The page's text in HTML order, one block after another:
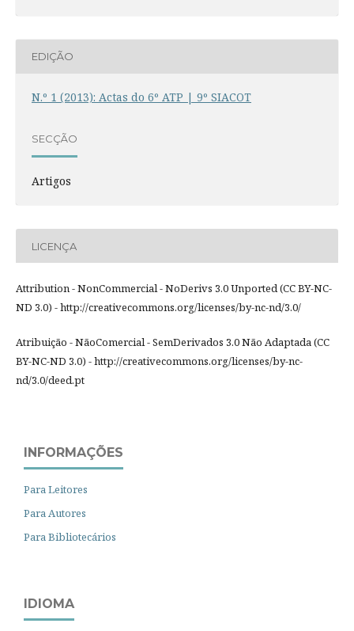
EDIÇÃO
N.º 1 (2013): Actas do 6º ATP | 9º SIACOT
SECÇÃO
Artigos
LICENÇA
Attribution - NonCommercial - NoDerivs 3.0 Unported (CC BY-NC-
ND 3.0) - http://creativecommons.org/licenses/by-nc-nd/3.0/
Atribuição - NãoComercial - SemDerivados 3.0 Não Adaptada (CC
BY-NC-ND 3.0) - http://creativecommons.org/licenses/by-nc-
nd/3.0/deed.pt
INFORMAÇÕES
Para Leitores
Para Autores
Para Bibliotecários
IDIOMA